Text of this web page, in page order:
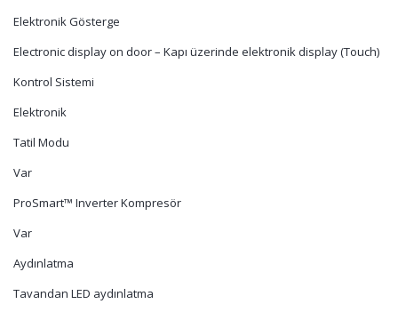
Elektronik Gösterge
Electronic display on door – Kapı üzerinde elektronik display (Touch)
Kontrol Sistemi
Elektronik
Tatil Modu
Var
ProSmart™ Inverter Kompresör
Var
Aydınlatma
Tavandan LED aydınlatma